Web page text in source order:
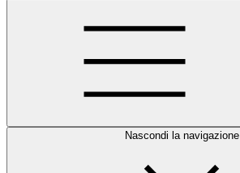
Nascondi la navigazione